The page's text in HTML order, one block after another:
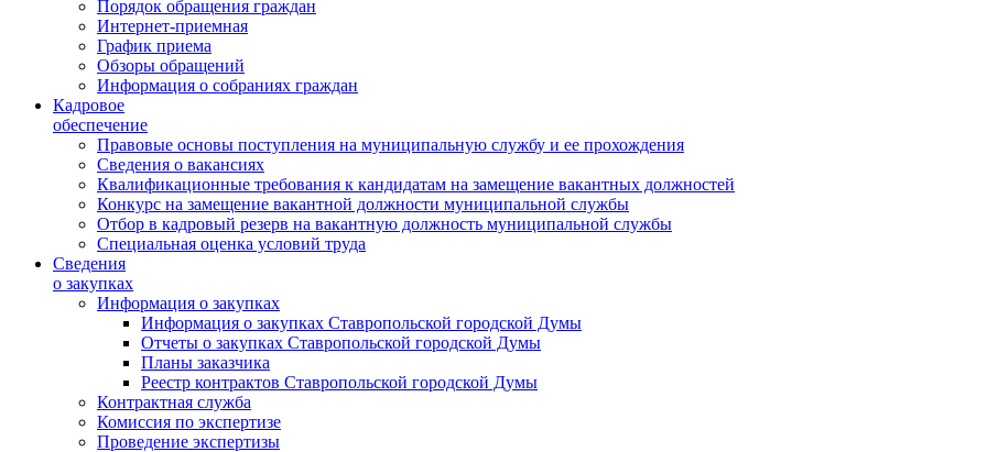
Порядок обращения граждан
Интернет-приемная
График приема
Обзоры обращений
Информация о собраниях граждан
Кадровое
обеспечение
Правовые основы поступления на муниципальную службу и ее прохождения
Сведения о вакансиях
Квалификационные требования к кандидатам на замещение вакантных должностей
Конкурс на замещение вакантной должности муниципальной службы
Отбор в кадровый резерв на вакантную должность муниципальной службы
Специальная оценка условий труда
Сведения
о закупках
Информация о закупках
Информация о закупках Ставропольской городской Думы
Отчеты о закупках Ставропольской городской Думы
Планы заказчика
Реестр контрактов Ставропольской городской Думы
Контрактная служба
Комиссия по экспертизе
Проведение экспертизы